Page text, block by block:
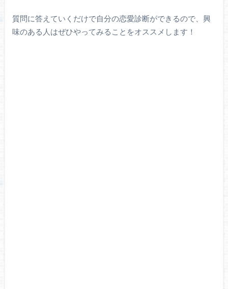
質問に答えていくだけで自分の恋愛診断ができるので、興
味のある人はぜひやってみることをオススメします！